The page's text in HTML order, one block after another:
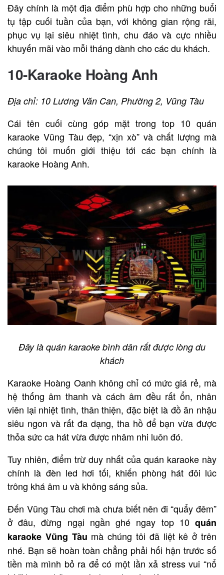
Đây chính là một địa điểm phù hợp cho những buổi
tụ tập cuối tuần của bạn, với không gian rộng rãi,
phục vụ lại siêu nhiệt tình, chu đáo và cực nhiều
khuyến mãi vào mỗi tháng dành cho các du khách.
10-Karaoke Hoàng Anh
Địa chỉ: 10 Lương Văn Can, Phường 2, Vũng Tàu
Cái tên cuối cùng góp mặt trong top 10 quán
karaoke Vũng Tàu đẹp, “xịn xò” và chất lượng mà
chúng tôi muốn giới thiệu tới các bạn chính là
karaoke Hoàng Anh.
Đây là quán karaoke bình dân rất được lòng du
khách
Karaoke Hoàng Oanh không chỉ có mức giá rẻ, mà
hệ thống âm thanh và cách âm đều rất ổn, nhân
viên lại nhiệt tình, thân thiện, đặc biệt là đồ ăn nhậu
siêu ngon và rất đa dạng, tha hồ để bạn vừa được
thỏa sức ca hát vừa được nhâm nhi luôn đó.
Tuy nhiên, điểm trừ duy nhất của quán karaoke này
chính là đèn led hơi tối, khiến phòng hát đôi lúc
trông khá âm u và không sáng sủa.
Đến Vũng Tàu chơi mà chưa biết nên đi “quẩy đêm”
ở đâu, đừng ngại ngần ghé ngay top 10 quán
karaoke Vũng Tàu mà chúng tôi đã liệt kê ở trên
nhé. Bạn sẽ hoàn toàn chẳng phải hối hận trước số
tiền mà mình bỏ ra để có một lần xả stress vui “nổ